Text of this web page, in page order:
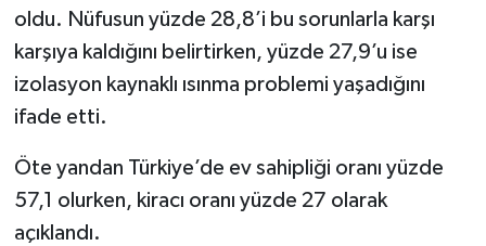
oldu. Nüfusun yüzde 28,8’i bu sorunlarla karşı
karşıya kaldığını belirtirken, yüzde 27,9’u ise
izolasyon kaynaklı ısınma problemi yaşadığını
ifade etti.
Öte yandan Türkiye’de ev sahipliği oranı yüzde
57,1 olurken, kiracı oranı yüzde 27 olarak
açıklandı.